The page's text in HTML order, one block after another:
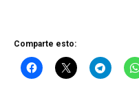
Comparte esto: